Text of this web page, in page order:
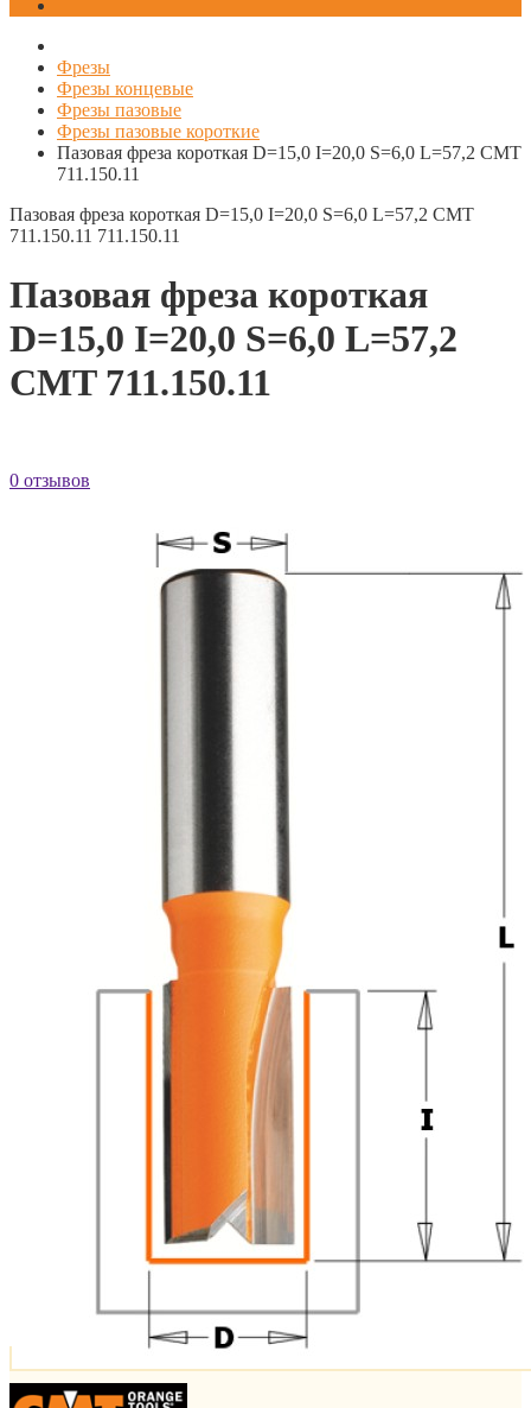
Фрезы
Фрезы концевые
Фрезы пазовые
Фрезы пазовые короткие
Пазовая фреза короткая D=15,0 I=20,0 S=6,0 L=57,2 CMT
711.150.11
Пазовая фреза короткая D=15,0 I=20,0 S=6,0 L=57,2 CMT
711.150.11 711.150.11
Пазовая фреза короткая
D=15,0 I=20,0 S=6,0 L=57,2
CMT 711.150.11
0 отзывов